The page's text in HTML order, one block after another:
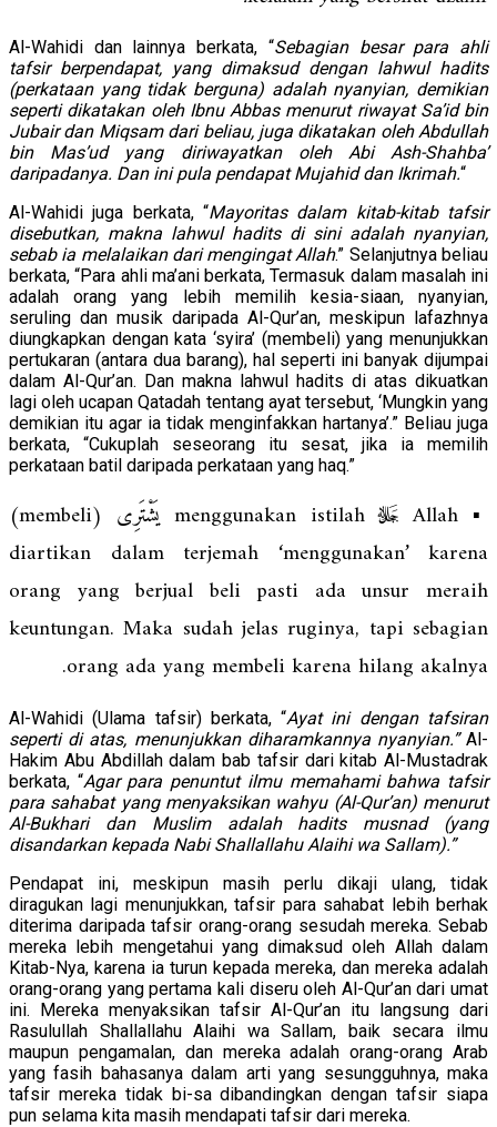
Al-Wahidi dan lainnya berkata, “Sebagian besar para ahli
tafsir berpendapat, yang dimaksud dengan lahwul hadits
(perkataan yang tidak berguna) adalah nyanyian, demikian
seperti dikatakan oleh Ibnu Abbas menurut riwayat Sa’id bin
Jubair dan Miqsam dari beliau, juga dikatakan oleh Abdullah
bin Mas’ud yang diriwayatkan oleh Abi Ash-Shahba’
daripadanya. Dan ini pula pendapat Mujahid dan Ikrimah.“
Al-Wahidi juga berkata, “Mayoritas dalam kitab-kitab tafsir
disebutkan, makna lahwul hadits di sini adalah nyanyian,
sebab ia melalaikan dari mengingat Allah.” Selanjutnya beliau
berkata, “Para ahli ma’ani berkata, Termasuk dalam masalah ini
adalah orang yang lebih memilih kesia-siaan, nyanyian,
seruling dan musik daripada Al-Qur’an, meskipun lafazhnya
diungkapkan dengan kata ‘syira’ (membeli) yang menunjukkan
pertukaran (antara dua barang), hal seperti ini banyak dijumpai
dalam Al-Qur’an. Dan makna lahwul hadits di atas dikuatkan
lagi oleh ucapan Qatadah tentang ayat tersebut, ‘Mungkin yang
demikian itu agar ia tidak menginfakkan hartanya’.” Beliau juga
berkata, “Cukuplah seseorang itu sesat, jika ia memilih
perkataan batil daripada perkataan yang haq.”
▪️ Allah ﷻ menggunakan istilah يَشْتَرِى (membeli)
diartikan dalam terjemah ‘menggunakan’ karena
orang yang berjual beli pasti ada unsur meraih
keuntungan. Maka sudah jelas ruginya, tapi sebagian
orang ada yang membeli karena hilang akalnya.
Al-Wahidi (Ulama tafsir) berkata, “Ayat ini dengan tafsiran
seperti di atas, menunjukkan diharamkannya nyanyian.”Al-
Hakim Abu Abdillah dalam bab tafsir dari kitab Al-Mustadrak
berkata, “Agar para penuntut ilmu memahami bahwa tafsir
para sahabat yang menyaksikan wahyu (Al-Qur’an) menurut
Al-Bukhari dan Muslim adalah hadits musnad (yang
disandarkan kepada Nabi Shallallahu Alaihi wa Sallam).”
Pendapat ini, meskipun masih perlu dikaji ulang, tidak
diragukan lagi menunjukkan, tafsir para sahabat lebih berhak
diterima daripada tafsir orang-orang sesudah mereka. Sebab
mereka lebih mengetahui yang dimaksud oleh Allah dalam
Kitab-Nya, karena ia turun kepada mereka, dan mereka adalah
orang-orang yang pertama kali diseru oleh Al-Qur’an dari umat
ini. Mereka menyaksikan tafsir Al-Qur’an itu langsung dari
Rasulullah Shallallahu Alaihi wa Sallam, baik secara ilmu
maupun pengamalan, dan mereka adalah orang-orang Arab
yang fasih bahasanya dalam arti yang sesungguhnya, maka
tafsir mereka tidak bi-sa dibandingkan dengan tafsir siapa
pun selama kita masih mendapati tafsir dari mereka.